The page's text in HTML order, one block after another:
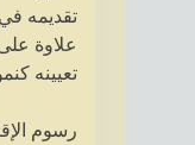
علاوة
تعيينه
رسوم